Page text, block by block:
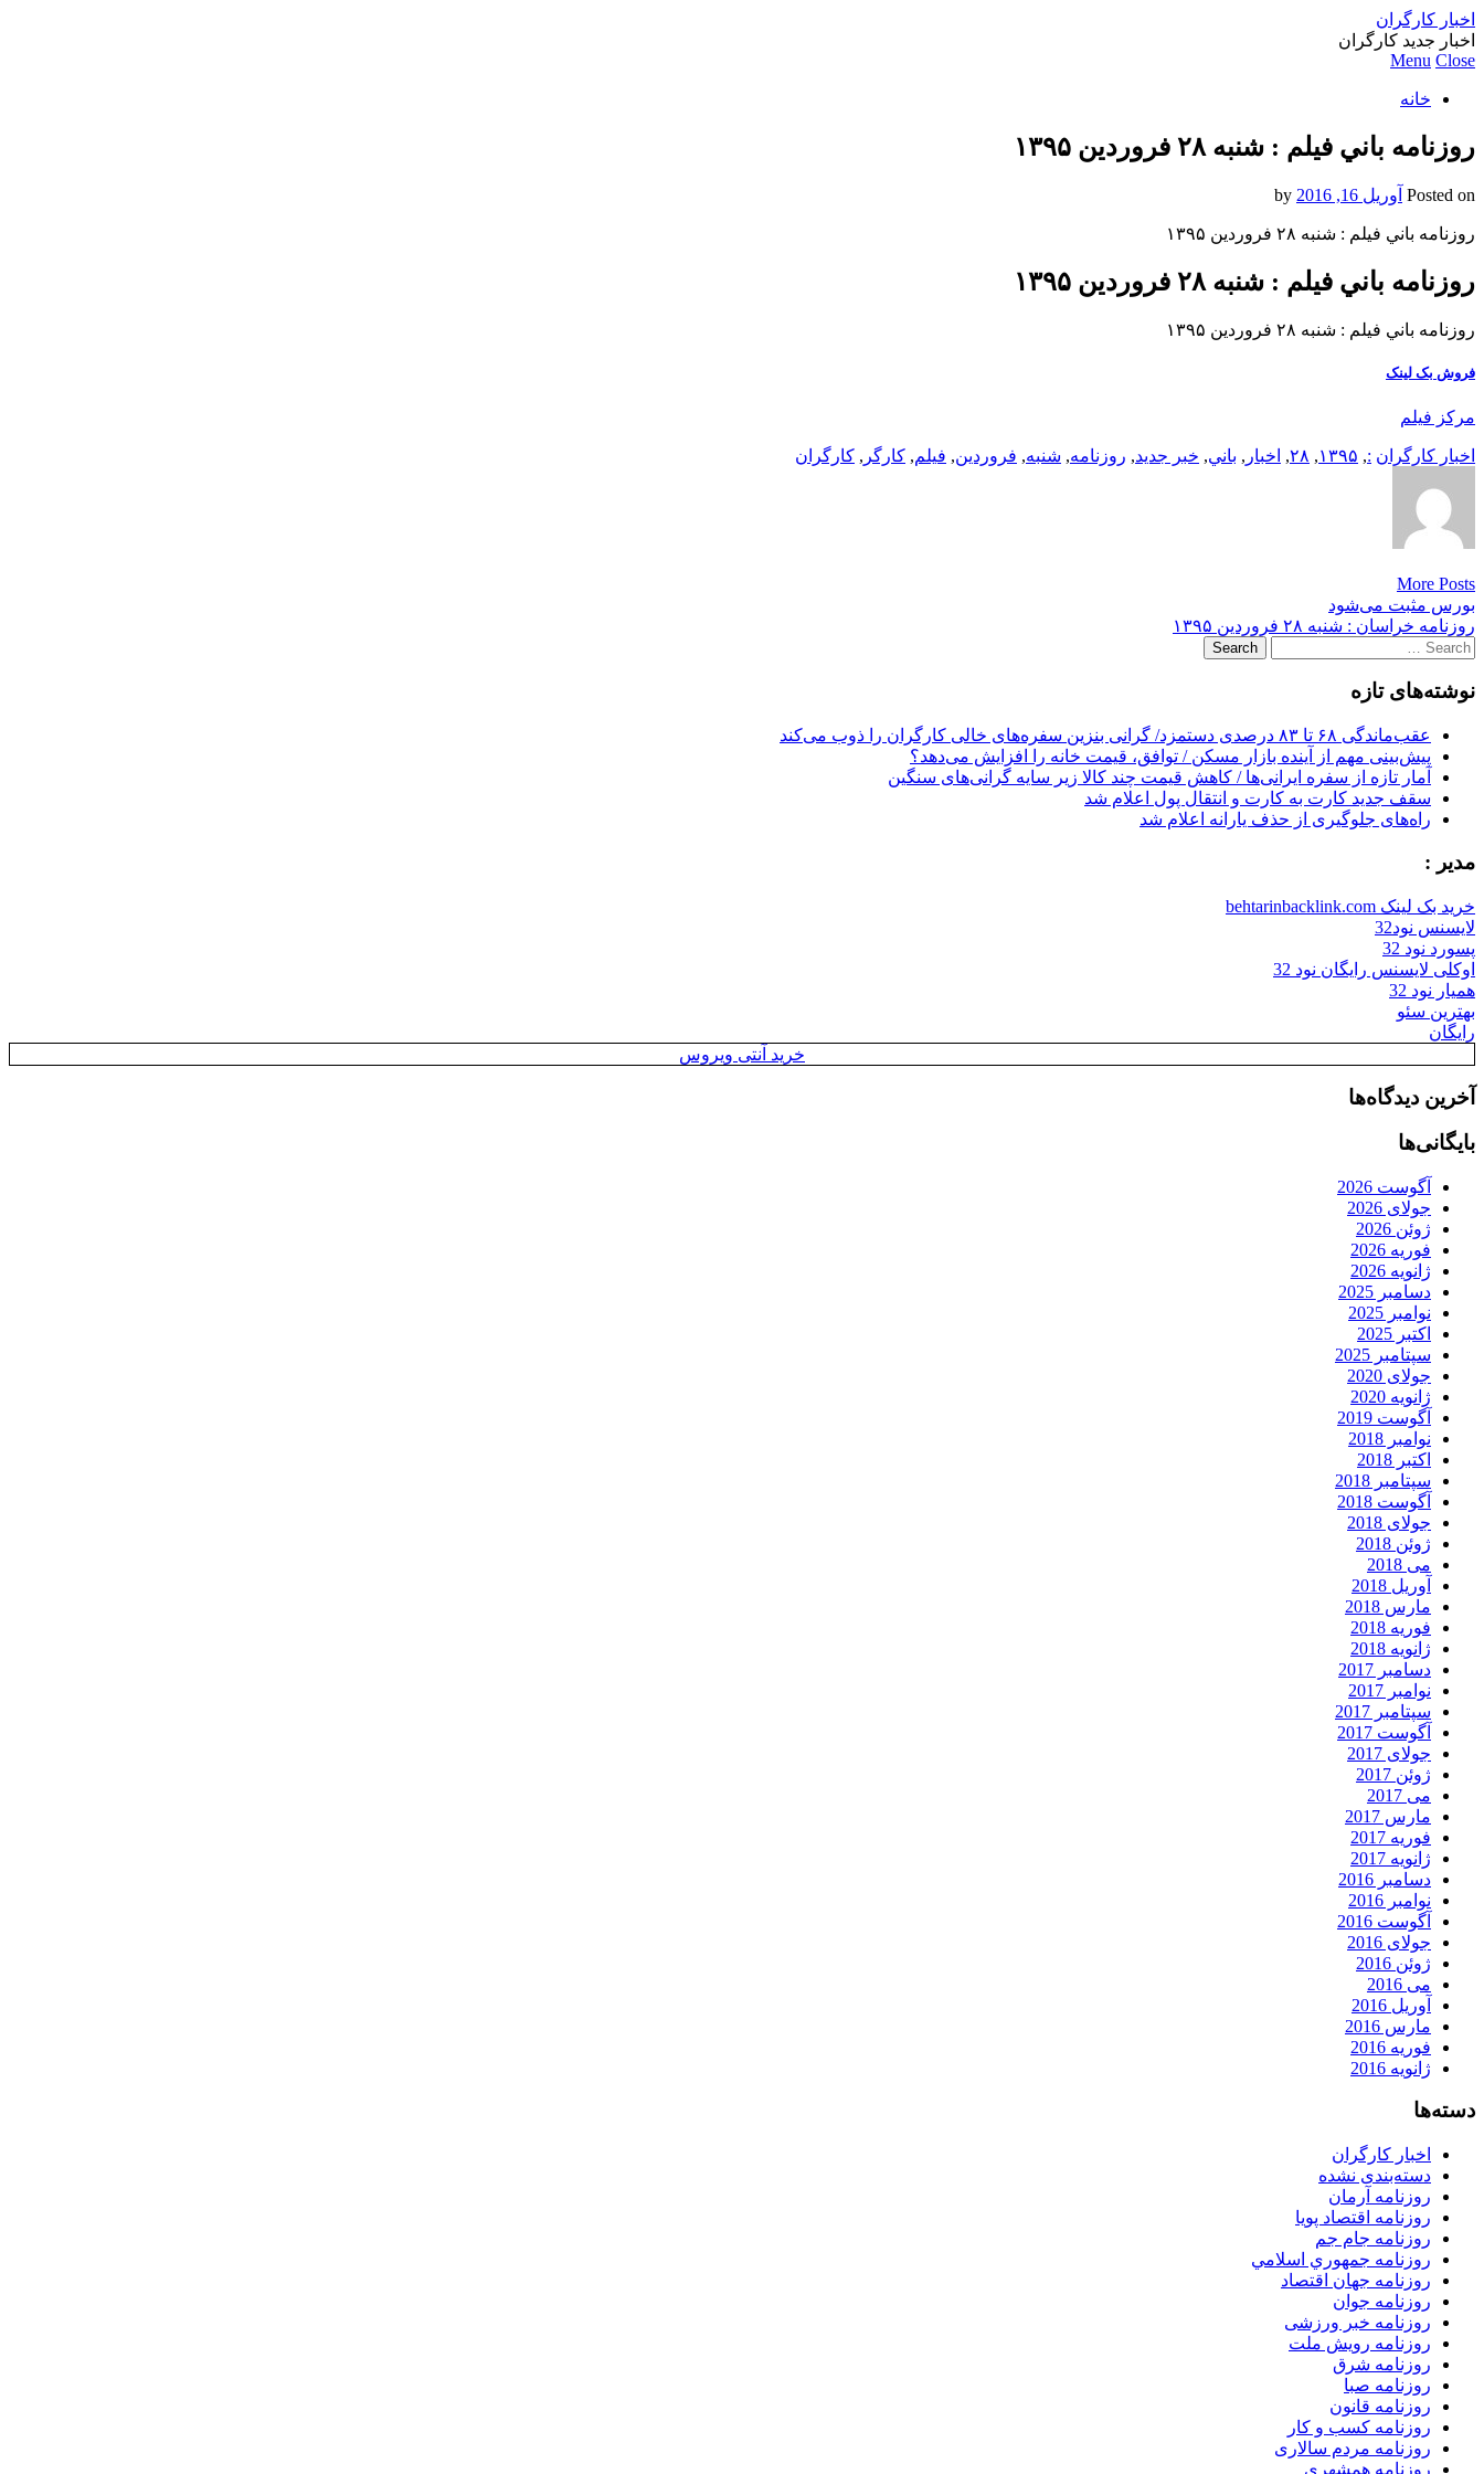
اخبار کارگران
اخبار جدید کارگران
Menu Close
خانه
روزنامه باني فيلم : شنبه ۲۸ فروردين ۱۳۹۵
Posted on آوریل 16, 2016
روزنامه باني فيلم : شنبه ۲۸ فروردين ۱۳۹۵
روزنامه باني فيلم : شنبه ۲۸ فروردين ۱۳۹۵
روزنامه باني فيلم : شنبه ۲۸ فروردين ۱۳۹۵
فروش بک لینک
مرکز فیلم
اخبار کارگران :
, ۱۳۹۵, ۲۸, اخبار , باني, خبر جدید, روزنامه, شنبه, فروردين, فيلم, کارگر , کارگران
More Posts
Post
navigation
بورس مثبت می‌شود
روزنامه خراسان : شنبه ۲۸ فروردين ۱۳۹۵
Search
for:
نوشته‌های تازه
عقب‌ماندگی ۶۸ تا ۸۳ درصدی دستمزد/ گرانی بنزین سفره‌های خالی کارگران را ذوب می‌کند
پیش‌بینی مهم از آینده بازار مسکن / توافق، قیمت خانه را افزایش می‌دهد؟
آمار تازه از سفره ایرانی‌ها / کاهش قیمت چند کالا زیر سایه گرانی‌های سنگین
سقف جدید کارت به کارت و انتقال پول اعلام شد
راه‌های جلوگیری از حذف یارانه اعلام شد
مدیر :
خرید بک لینک behtarinbacklink.com
لایسنس نود32
پسورد نود 32
اوکلی لایسنس رایگان نود 32
همیار نود 32
بهترین سئو
رایگان
خرید آنتی ویروس
آخرین دیدگاه‌ها
بایگانی‌ها
آگوست 2026
جولای 2026
ژوئن 2026
فوریه 2026
ژانویه 2026
دسامبر 2025
نوامبر 2025
اکتبر 2025
سپتامبر 2025
جولای 2020
ژانویه 2020
آگوست 2019
نوامبر 2018
اکتبر 2018
سپتامبر 2018
آگوست 2018
جولای 2018
ژوئن 2018
می 2018
آوریل 2018
مارس 2018
فوریه 2018
ژانویه 2018
دسامبر 2017
نوامبر 2017
سپتامبر 2017
آگوست 2017
جولای 2017
ژوئن 2017
می 2017
مارس 2017
فوریه 2017
ژانویه 2017
دسامبر 2016
نوامبر 2016
آگوست 2016
جولای 2016
ژوئن 2016
می 2016
آوریل 2016
مارس 2016
فوریه 2016
ژانویه 2016
دسته‌ها
اخبار کارگران
دسته‌بندی نشده
روزنامه آرمان
روزنامه اقتصاد پویا
روزنامه جام جم
روزنامه جمهوري اسلامي
روزنامه جهان اقتصاد
روزنامه جوان
روزنامه خبر ورزشى
روزنامه رویش ملت
روزنامه شرق
روزنامه صبا
روزنامه قانون
روزنامه كسب و كار
روزنامه مردم سالاری
روزنامه همشهری